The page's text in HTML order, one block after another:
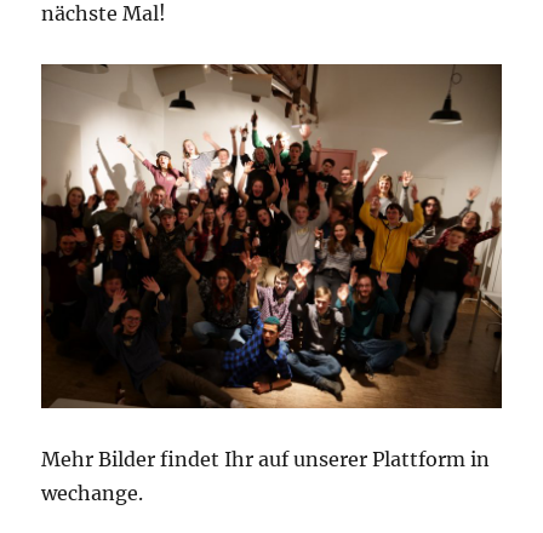
nächste Mal!
Mehr Bilder findet Ihr auf unserer Plattform in
wechange.